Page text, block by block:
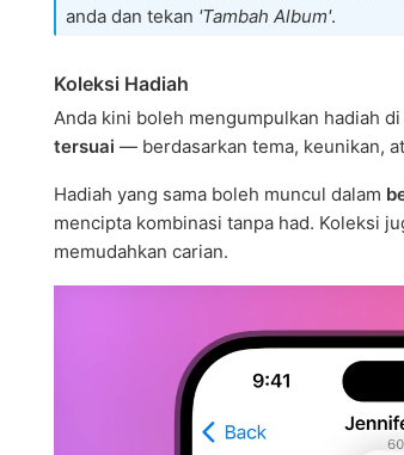
anda dan tekan 'Tambah Album'.
Koleksi Hadiah
Anda kini boleh mengumpulkan hadiah
tersuai — berdasarkan tema, keunikan,
Hadiah yang sama boleh muncul dalam
mencipta kombinasi tanpa had. Koleksi
memudahkan carian.